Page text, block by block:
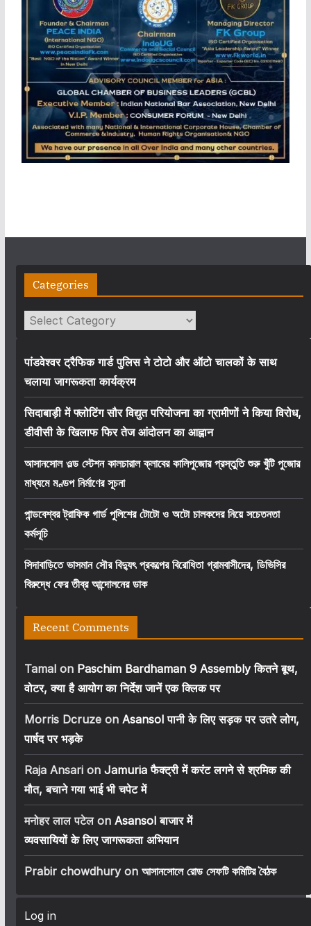
Categories
Categories
पांडवेश्वर ट्रैफिक गार्ड पुलिस ने टोटो और ऑटो चालकों के साथ
चलाया जागरूकता कार्यक्रम
सिदाबाड़ी में फ्लोटिंग सौर विद्युत परियोजना का ग्रामीणों ने किया विरोध,
डीवीसी के खिलाफ फिर तेज आंदोलन का आह्वान
আসানসোল ওল্ড স্টেশন কালচারাল ক্লাবের কালিপুজোর প্রস্তুতি শুরু খুঁটি পুজোর
মাধ্যমে মণ্ডপ নির্মাণের সূচনা
পান্ডবেশ্বর ট্রাফিক গার্ড পুলিশের টোটো ও অটো চালকদের নিয়ে সচেতনতা
কর্মসূচি
সিদাবাড়িতে ভাসমান সৌর বিদ্যুৎ প্রকল্পের বিরোধিতা গ্রামবাসীদের, ডিভিসির
বিরুদ্ধে ফের তীব্র আন্দোলনের ডাক
Recent Comments
Tamalon Paschim Bardhaman 9 Assembly कितने बूथ,
वोटर, क्या है आयोग का निर्देश जानें एक क्लिक पर
Morris Dcruzeon Asansol पानी के लिए सड़क पर उतरे लोग,
पार्षद पर भड़के
Raja Ansarion Jamuria फैक्ट्री में करंट लगने से श्रमिक की
मौत, बचाने गया भाई भी चपेट में
मनोहर लाल पटेलon Asansol बाजार में
व्यवसायियों के लिए जागरूकता अभियान
Prabir chowdhuryon আসানসোলে রোড সেফটি কমিটির বৈঠক
Log in